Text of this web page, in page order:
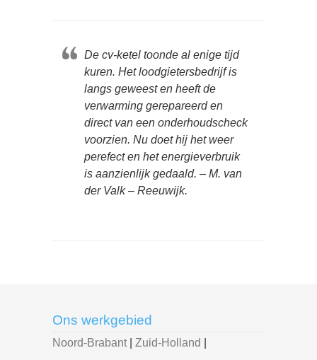
De cv-ketel toonde al enige tijd
kuren. Het loodgietersbedrijf is
langs geweest en heeft de
verwarming gerepareerd en
direct van een onderhoudscheck
voorzien. Nu doet hij het weer
perefect en het energieverbruik
is aanzienlijk gedaald. – M. van
der Valk – Reeuwijk.
Ons werkgebied
Noord-Brabant Zuid-Holland